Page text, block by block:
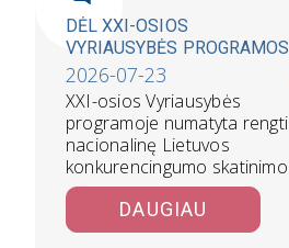
DĖL XXI-OSIOS
VYRIAUSYBĖS PROGRAMOS
2026-07-23
XXI-osios Vyriausybės
programoje numatyta rengti
nacionalinę Lietuvos
konkurencingumo skatinimo
strategiją, tačiau dalis
programos nuostatų tikslui
didinti konkurencingumą
DAUGIAU